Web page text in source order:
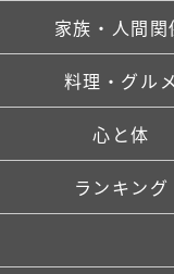
家族・人間関
料理・グルメ
心と体
ランキング